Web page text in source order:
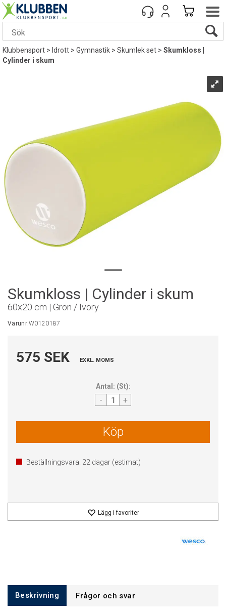
Klubbensport> Idrott>Gymnastik>Skumlek set>Skumkloss |
Cylinder i skum
Skumkloss | Cylinder i skum
60x20 cm | Grön / Ivory
Varunr:W0120187
575 SEK EXKL. MOMS
Antal: (St):
- +
Köp
Beställningsvara. 22 dagar (estimat)
Lägg i favoriter
Beskrivning Frågor och svar